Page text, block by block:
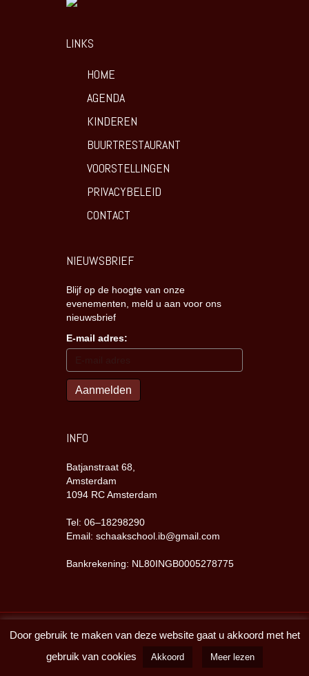
LINKS
HOME
AGENDA
KINDEREN
BUURTRESTAURANT
VOORSTELLINGEN
PRIVACYBELEID
CONTACT
NIEUWSBRIEF
Blijf op de hoogte van onze
evenementen, meld u aan voor ons
nieuwsbrief
E-mail adres:
INFO
Batjanstraat 68,
Amsterdam
1094 RC Amsterdam
Tel: 06–18298290
Email: schaakschool.ib@gmail.com
Bankrekening: NL80INGB0005278775
Door gebruik te maken van deze website gaat u akkoord met het
gebruik van cookies
Akkoord Meer lezen